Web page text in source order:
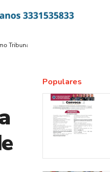
Tribunal de Jalisco sea mujer
Populares